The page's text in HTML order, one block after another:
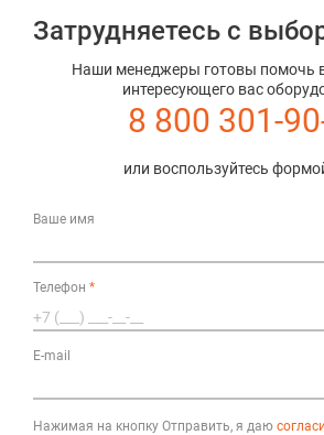
Затрудняетесь с
Наши менеджеры готовы помочь
интересующего вас
8 800 301-
или воспользуйтесь
Ваше имя
Телефон *
E-mail
Нажимая на кнопку Отправить, я даю